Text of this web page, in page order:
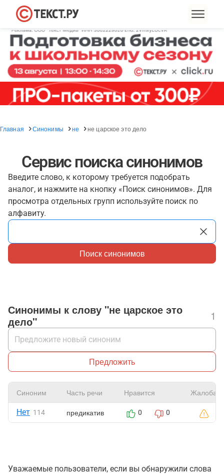
Главная Синонимы не не царское это дело
Сервис поиска синонимов
Введите слово, к которому требуется подобрать
аналог, и нажмите на кнопку «Поиск синонимов». Для
просмотра отдельных групп используйте поиск по
алфавиту.
Поиск синонимов
Синонимы к слову "не царское это
дело"
1
Предложить
Синоним Часть речи Нравится Жалоба
Нет 114 предикатив 0 0
Уважаемые пользователи, если вы обнаружили слова